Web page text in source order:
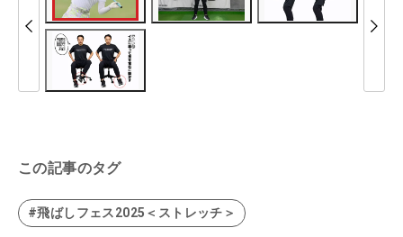
この記事のタグ
#飛ばしフェス2025＜ストレッチ＞